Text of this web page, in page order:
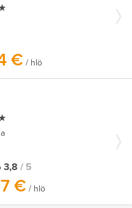
€ / hlö
3,8 / 5
€ / hlö